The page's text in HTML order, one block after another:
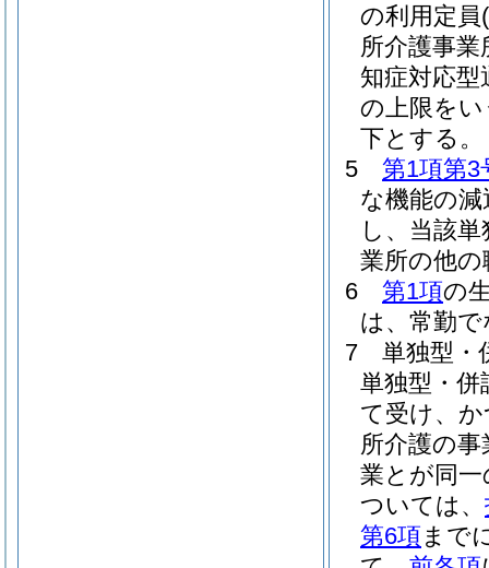
の利用定員
所介護事
知症対応
の上限をい
下とする。
5
第1項第3
な機能の
し、当該
業所の他
6
第1項の
は、常勤
7
単独型・
単独型・併
て受け、
所介護の
業とが同
ついては、
第6項 まで